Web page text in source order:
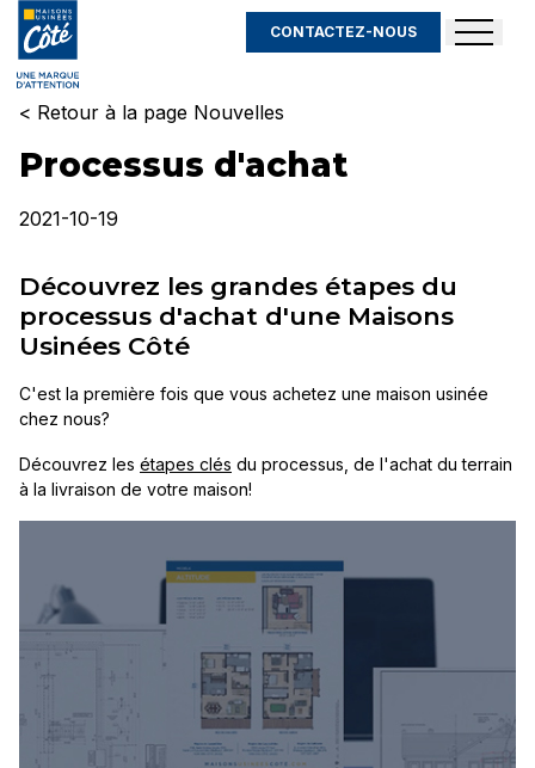
CONTACTEZ-NOUS
< Retour à la page Nouvelles
Processus d'achat
2021-10-19
Découvrez les grandes étapes du
processus d'achat d'une Maisons
Usinées Côté
C'est la première fois que vous achetez une maison usinée
chez nous?
Découvrez les étapes clés du processus, de l'achat du terrain
à la livraison de votre maison!